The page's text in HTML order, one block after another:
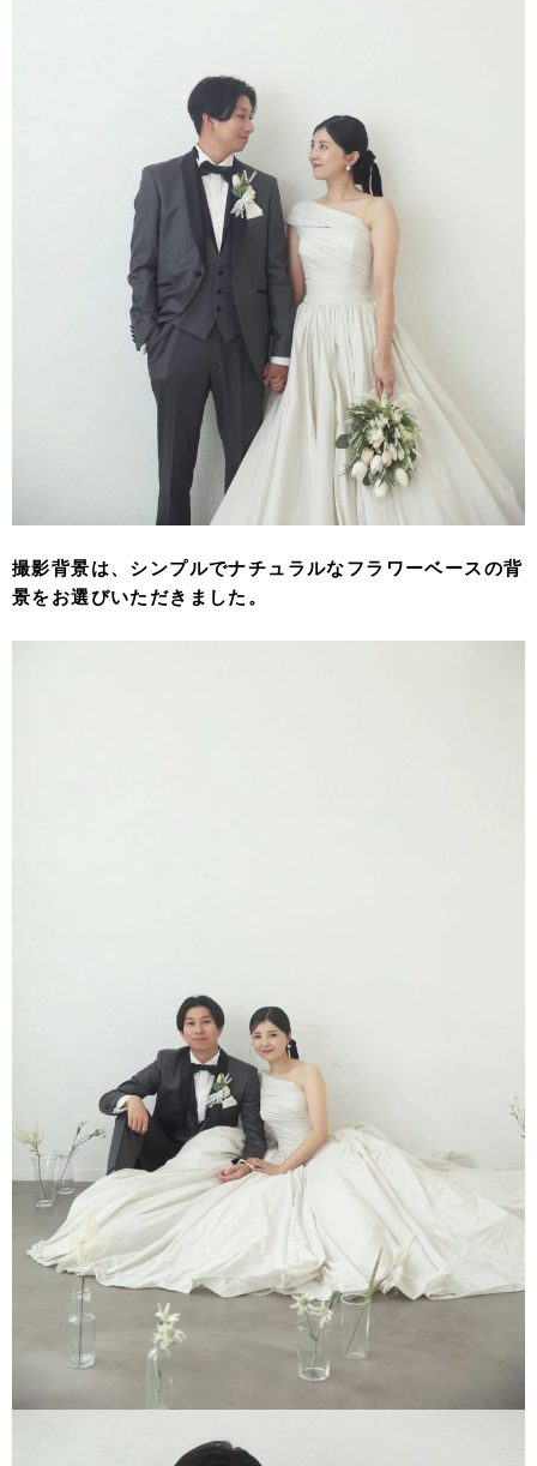
撮影背景は、シンプルでナチュラルなフラワーベースの背
景をお選びいただきました。